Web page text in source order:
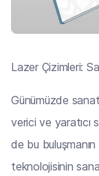
Lazer Çizimleri:
Günümüzde
verici ve yaratıcı
de bu
teknolojisinin